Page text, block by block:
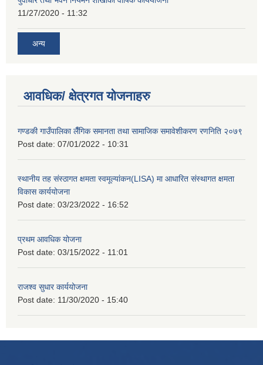
11/27/2020 - 11:32
अन्य
आवधिक/ क्षेत्रगत योजनाहरु
गण्डकी गाउँपालिका लैँगिक समानता तथा सामाजिक समावेशीकरण रणनिति २०७९
Post date: 07/01/2022 - 10:31
स्थानीय तह संस्ठागत क्षमता स्वमूल्यांकन(LISA) मा आधारित संस्थागत क्षमता
विकास कार्ययोजना
Post date: 03/23/2022 - 16:52
प्रथम आवधिक योजना
Post date: 03/15/2022 - 11:01
राजश्व सुधार कार्ययोजना
Post date: 11/30/2020 - 15:40